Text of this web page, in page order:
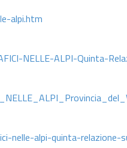
alpi.htm
NELLE-ALPI-Quinta-
alpi-quinta-relazione-